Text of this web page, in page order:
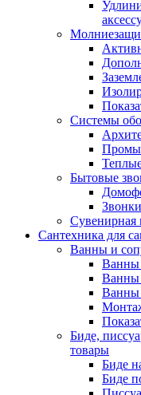
Системы
Бытовые
Сувенирная
Сантехника для
Ванны и
Ванны
Ванны
Ванны
Биде,
товары
Биде
Биде